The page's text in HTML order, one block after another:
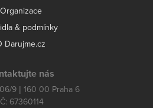
Organizace
& podmínky
Darujme.cz
nás
9 | 160 00 Praha 6
67360114